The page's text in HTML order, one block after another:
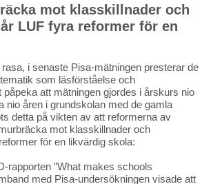
mot klasskillnader och
LUF fyra reformer för en
i senaste Pisa-mätningen presterar de
som läsförståelse och
att mätningen gjordes i årskurs nio
nio åren i grundskolan med de gamla
detta på vikten av att reformerna av
mot klasskillnader och
för en likvärdig skola:
rapporten ”What makes schools
med Pisa-undersökningen visade att